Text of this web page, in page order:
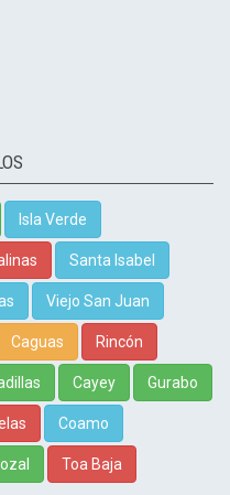
Isla Verde
Santa Isabel
Viejo San Juan
Caguas Rincón
Cayey Gurabo
Coamo
Toa Baja